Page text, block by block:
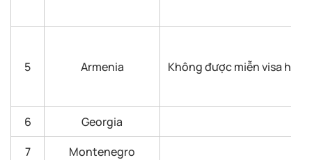
5 Armenia Không được miễn visa
6
Georgia
7
Montenegro